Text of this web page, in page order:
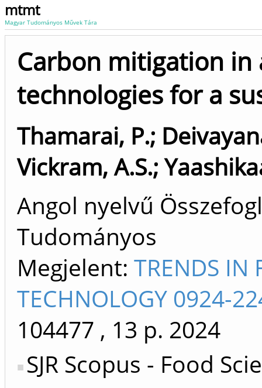
mtmt
Magyar Tudományos Művek Tára
Carbon mitigation
technologies for a
Thamarai, P.;
Vickram, A.S.;
Angol nyelvű
Tudományos
Megjelent: TRENDS IN
TECHNOLOGY 0924-
104477 , 13 p. 2024
SJR Scopus - Food